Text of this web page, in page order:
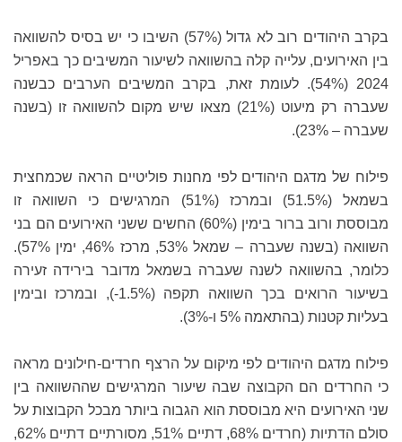
בקרב היהודים רוב לא גדול (57%) השיבו כי יש בסיס להשוואה
בין האירועים, עלייה קלה בהשוואה לשיעור המשיבים כך באפריל
2024 (54%). לעומת זאת, בקרב המשיבים הערבים כבשנה
שעברה רק מיעוט (21%) מצאו שיש מקום להשוואה זו (בשנה
שעברה – 23%).
פילוח של מדגם היהודים לפי מחנות פוליטיים הראה שכמחצית
בשמאל (51.5%) ובמרכז (51%) המרגישים כי השוואה זו
מבוססת ורוב ברור בימין (60%) החשים ששני האירועים הם בני
השוואה (בשנה שעברה – שמאל 53%, מרכז 46%, ימין 57%).
כלומר, בהשוואה לשנה שעברה בשמאל מדובר בירידה זעירה
בשיעור הרואים בכך השוואה תקפה (1.5%-), ובמרכז ובימין
בעליות קטנות (בהתאמה 5% ו-3%).
פילוח מדגם היהודים לפי מיקום על הרצף חרדים-חילונים מראה
כי החרדים הם הקבוצה שבה שיעור המרגישים שההשוואה בין
שני האירועים היא מבוססת הוא הגבוה ביותר מבכל הקבוצות על
סולם הדתיות (חרדים 68%, דתיים 51%, מסורתיים דתיים 62%,